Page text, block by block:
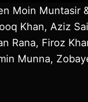
Moin Muntasir
Khan, Aziz
Rana, Firoz
Munna,